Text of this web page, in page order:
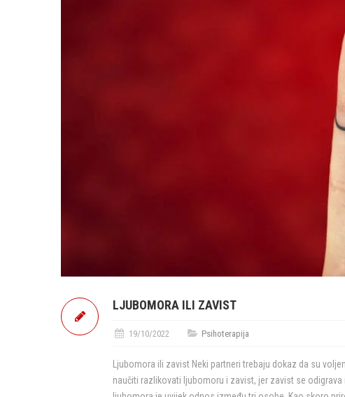
LJUBOMORA ILI ZAVIST
19/10/2022 Psihoterapija
Ljubomora ili zavist Neki partneri trebaju dokaz da su
naučiti razlikovati ljubomoru i zavist, jer zavist se